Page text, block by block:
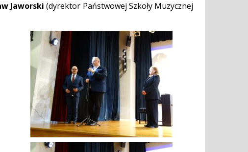
Jaworski (dyrektor Państwowej Szkoły Muzycznej